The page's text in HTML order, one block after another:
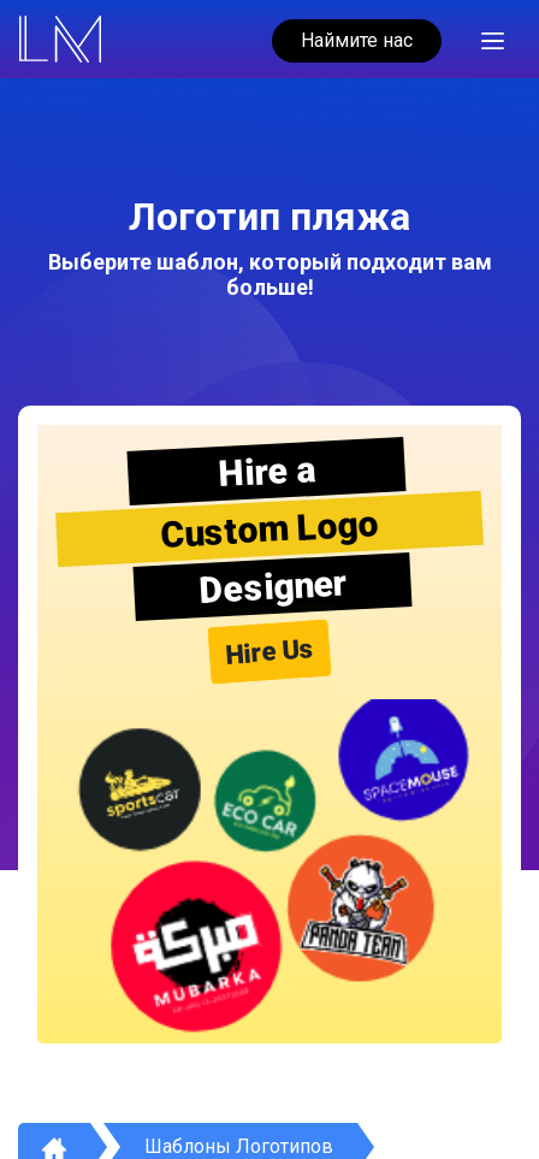
Наймите нас
Логотип пляжа
Выберите шаблон, который подходит вам
больше!
Hire a
Custom Logo
Designer
Hire Us
Шаблоны Логотипов